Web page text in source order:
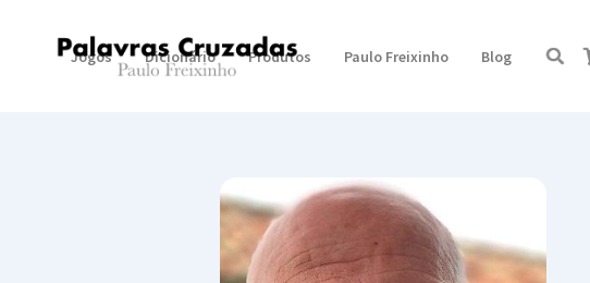
Jogos Dicionário Produtos Paulo Freixinho Blog